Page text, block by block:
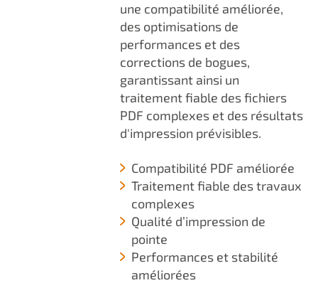
une compatibilité améliorée,
des optimisations de
performances et des
corrections de bogues,
garantissant ainsi un
traitement fiable des fichiers
PDF complexes et des résultats
d'impression prévisibles.
Compatibilité PDF améliorée
Traitement fiable des travaux
complexes
Qualité d’impression de
pointe
Performances et stabilité
améliorées